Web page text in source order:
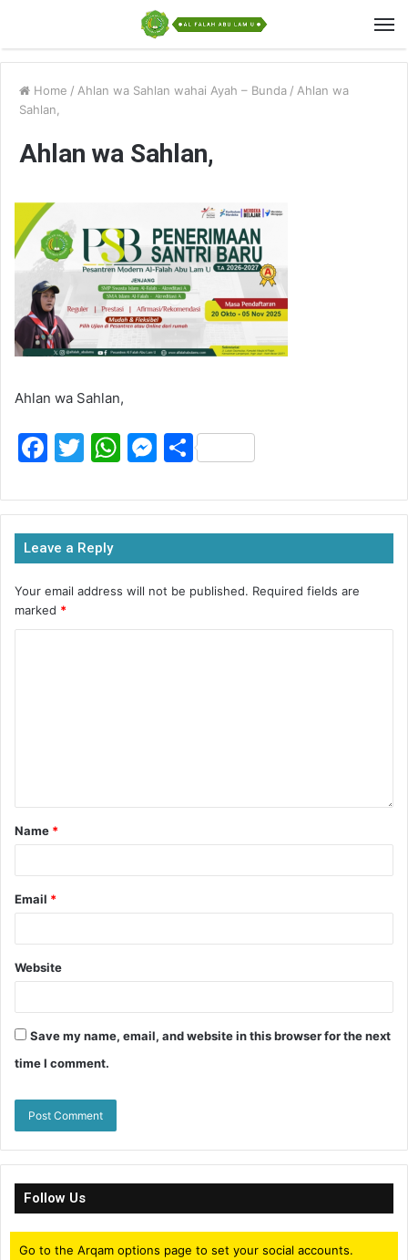
Home / Ahlan wa Sahlan wahai Ayah – Bunda / Ahlan wa
Sahlan,
Ahlan wa Sahlan,
Ahlan wa Sahlan,
F
c
e
b
o
o
T
itt
er
W
at
s
A
p
p
M
s
s
e
n
g
S
ar
e
Leave a Reply
Your email address will not be published. Required fields are
marked *
Name *
Email *
Website
Save my name, email, and website in this browser for the next
time I comment.
Follow Us
Go to the Arqam options page to set your social accounts.